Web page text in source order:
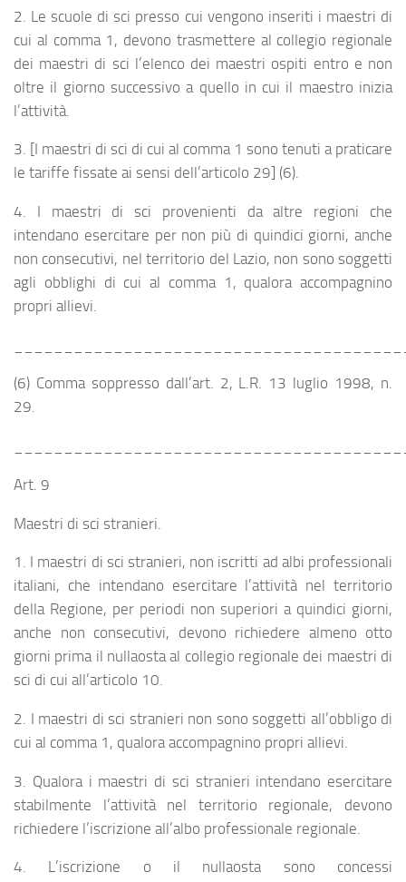
2. Le scuole di sci presso cui vengono inseriti i maestri di
cui al comma 1, devono trasmettere al collegio regionale
dei maestri di sci l’elenco dei maestri ospiti entro e non
oltre il giorno successivo a quello in cui il maestro inizia
l’attività.
3. [I maestri di sci di cui al comma 1 sono tenuti a praticare
le tariffe fissate ai sensi dell’articolo 29] (6).
4. I maestri di sci provenienti da altre regioni che
intendano esercitare per non più di quindici giorni, anche
non consecutivi, nel territorio del Lazio, non sono soggetti
agli obblighi di cui al comma 1, qualora accompagnino
propri allievi.
(6) Comma soppresso dall’art. 2, L.R. 13 luglio 1998, n.
29.
Art. 9
Maestri di sci stranieri.
1. I maestri di sci stranieri, non iscritti ad albi professionali
italiani, che intendano esercitare l’attività nel territorio
della Regione, per periodi non superiori a quindici giorni,
anche non consecutivi, devono richiedere almeno otto
giorni prima il nullaosta al collegio regionale dei maestri di
sci di cui all’articolo 10.
2. I maestri di sci stranieri non sono soggetti all’obbligo di
cui al comma 1, qualora accompagnino propri allievi.
3. Qualora i maestri di sci stranieri intendano esercitare
stabilmente l’attività nel territorio regionale, devono
richiedere l’iscrizione all’albo professionale regionale.
4. L’iscrizione o il nullaosta sono concessi